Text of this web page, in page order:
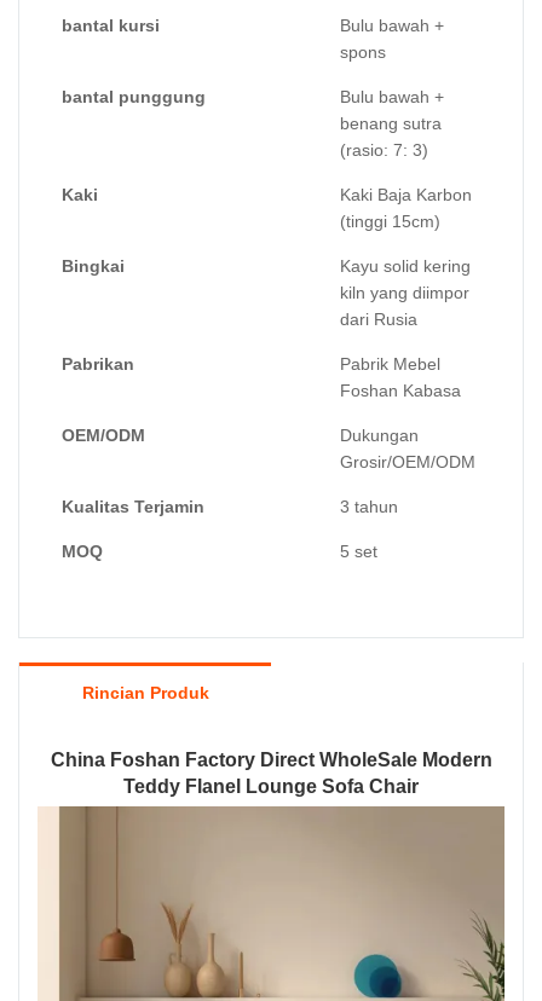
bantal kursi
Bulu bawah +
spons
bantal punggung
Bulu bawah +
benang sutra
(rasio: 7: 3)
Kaki
Kaki Baja Karbon
(tinggi 15cm)
Bingkai
Kayu solid kering
kiln yang diimpor
dari Rusia
Pabrikan
Pabrik Mebel
Foshan Kabasa
OEM/ODM
Dukungan
Grosir/OEM/ODM
Kualitas Terjamin 3 tahun
MOQ 5 set
Rincian Produk
China Foshan Factory Direct WholeSale Modern
Teddy Flanel Lounge Sofa Chair